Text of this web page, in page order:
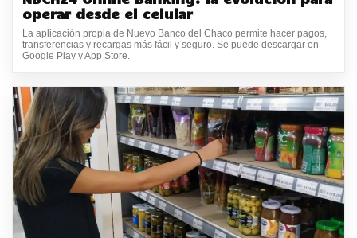
operar desde el celular
La aplicación propia de Nuevo Banco del Chaco permite hacer pagos,
transferencias y recargas más fácil y seguro. Se puede descargar en
Google Play y App Store.